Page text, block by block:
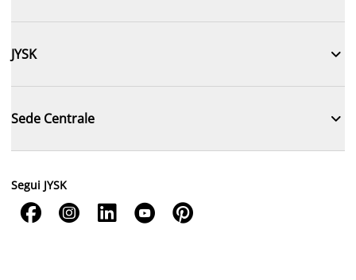
JYSK 
Sede Centrale 
Segui JYSK
    